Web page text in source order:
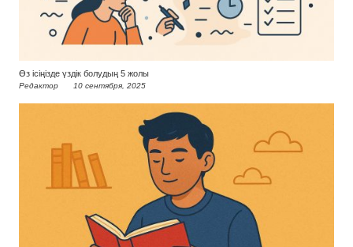
Өз ісіңізде үздік болудың 5 жолы
Редактор 10 сентября, 2025